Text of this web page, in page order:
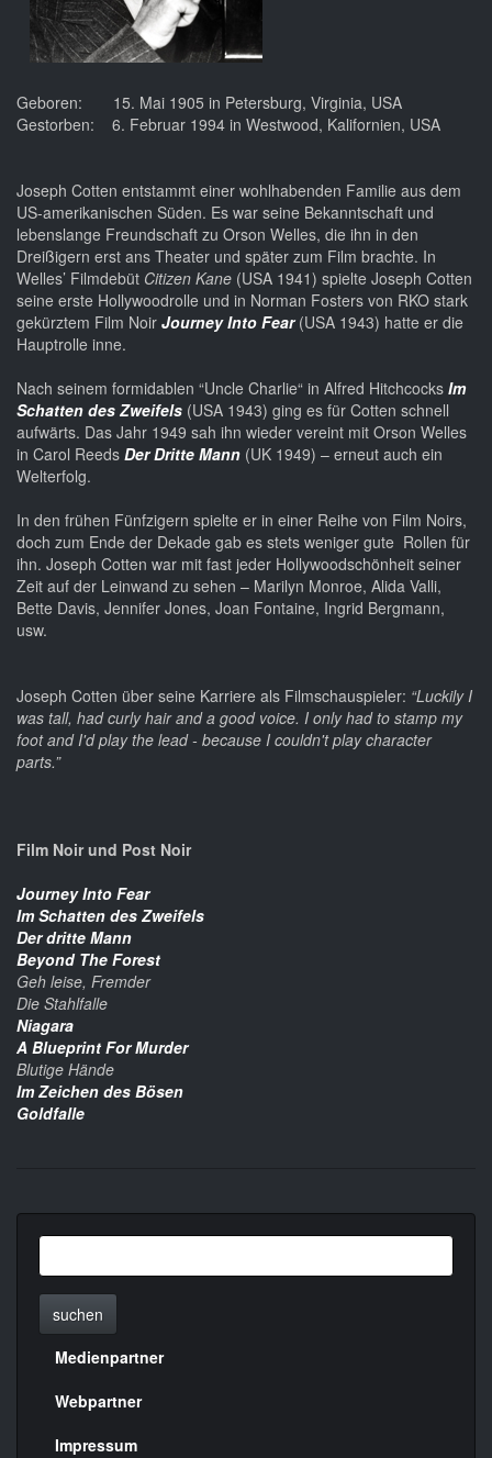
Geboren: 15. Mai 1905 in Petersburg, Virginia, USA
Gestorben: 6. Februar 1994 in Westwood, Kalifornien, USA
Joseph Cotten entstammt einer wohlhabenden Familie aus dem
US-amerikanischen Süden. Es war seine Bekanntschaft und
lebenslange Freundschaft zu Orson Welles, die ihn in den
Dreißigern erst ans Theater und später zum Film brachte. In
Welles’ Filmdebüt Citizen Kane (USA 1941) spielte Joseph Cotten
seine erste Hollywoodrolle und in Norman Fosters von RKO stark
gekürztem Film Noir Journey Into Fear (USA 1943) hatte er die
Hauptrolle inne.
Nach seinem formidablen “Uncle Charlie“ in Alfred Hitchcocks Im
Schatten des Zweifels (USA 1943) ging es für Cotten schnell
aufwärts. Das Jahr 1949 sah ihn wieder vereint mit Orson Welles
in Carol Reeds Der Dritte Mann (UK 1949) – erneut auch ein
Welterfolg.
In den frühen Fünfzigern spielte er in einer Reihe von Film Noirs,
doch zum Ende der Dekade gab es stets weniger gute Rollen für
ihn. Joseph Cotten war mit fast jeder Hollywoodschönheit seiner
Zeit auf der Leinwand zu sehen – Marilyn Monroe, Alida Valli,
Bette Davis, Jennifer Jones, Joan Fontaine, Ingrid Bergmann,
usw.
Joseph Cotten über seine Karriere als Filmschauspieler: “Luckily I
was tall, had curly hair and a good voice. I only had to stamp my
foot and I'd play the lead - because I couldn't play character
parts.”
Film Noir und Post Noir
Journey Into Fear
Im Schatten des Zweifels
Der dritte Mann
Beyond The Forest
Geh leise, Fremder
Die Stahlfalle
Niagara
A Blueprint For Murder
Blutige Hände
Im Zeichen des Bösen
Goldfalle
suchen
Menülinks
rechte
Seite
Medienpartner
Webpartner
Impressum